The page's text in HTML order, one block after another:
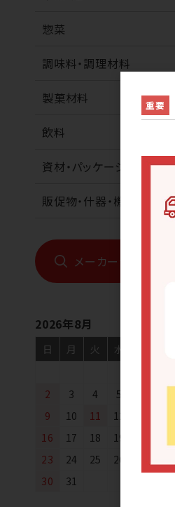
惣菜
調味料・調理材料
製菓材料
飲料
資材・パッケージ
販促物・什器・機械
メーカーから探す
2026年8月
日 月 火 水
2
3 4 5
9
10 11 12
16
17 18 19
23
24 25 26
30
31
重要